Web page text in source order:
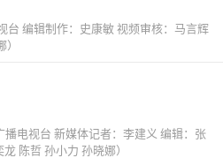
台 编辑制作：史康敏 视频审核：马言辉
电视台 新媒体记者：李建义 编辑：张
陈哲 孙小力 孙晓娜）